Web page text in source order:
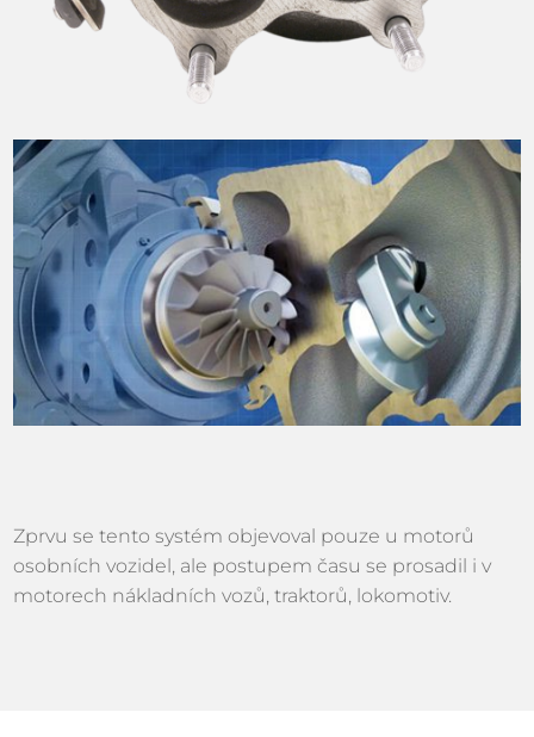
Zprvu se tento systém objevoval pouze u motorů
osobních vozidel, ale postupem času se prosadil i v
motorech nákladních vozů, traktorů, lokomotiv.